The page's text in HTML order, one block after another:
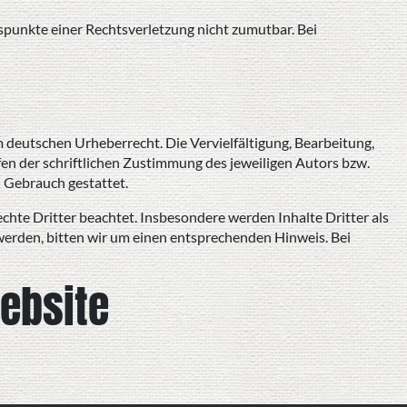
einer Rechtsverletzung nicht zumutbar. Bei
Urheberrecht. Die Vervielfältigung, Bearbeitung,
der schriftlichen Zustimmung des jeweiligen Autors bzw.
gestattet.
Dritter beachtet. Insbesondere werden Inhalte Dritter als
bitten wir um einen entsprechenden Hinweis. Bei